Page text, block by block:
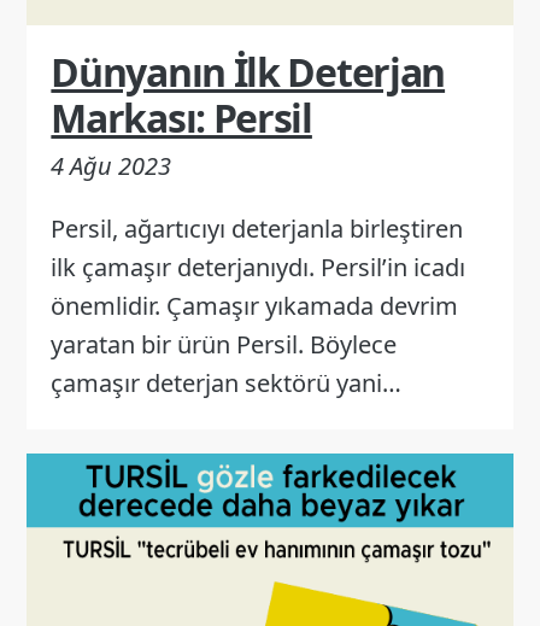
Dünyanın İlk Deterjan
Markası: Persil
4 Ağu 2023
Persil, ağartıcıyı deterjanla birleştiren
ilk çamaşır deterjanıydı. Persil’in icadı
önemlidir. Çamaşır yıkamada devrim
yaratan bir ürün Persil. Böylece
çamaşır deterjan sektörü yani…